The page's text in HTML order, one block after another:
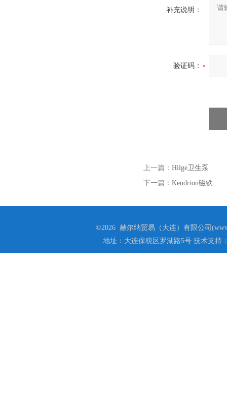
补充说明：
验证码：
上一篇： Hilge卫生泵
下一篇： Kendrion磁铁
©2026 赫尔纳贸易（大连）有限公司
地址：大连保税区罗湖路5号 技术支持